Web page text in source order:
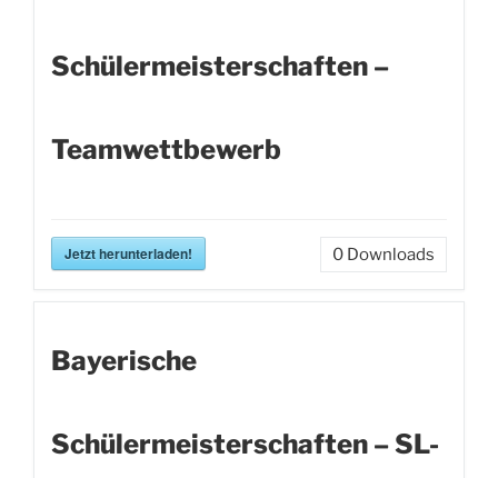
Schülermeisterschaften –
Teamwettbewerb
Jetzt herunterladen! 0 Downloads
Bayerische
Schülermeisterschaften – SL-